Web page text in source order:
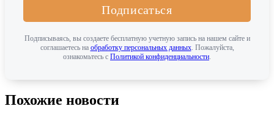
Подписаться
Подписываясь, вы создаете бесплатную учетную запись на нашем сайте и
соглашаетесь на обработку персональных данных. Пожалуйста,
ознакомьтесь с Политикой конфиденциальности.
Похожие новости